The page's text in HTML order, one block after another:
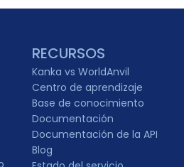
RECURSOS
Kanka vs WorldAnvil
Centro de aprendizaje
Base de conocimiento
Documentación
Documentación de la API
Blog